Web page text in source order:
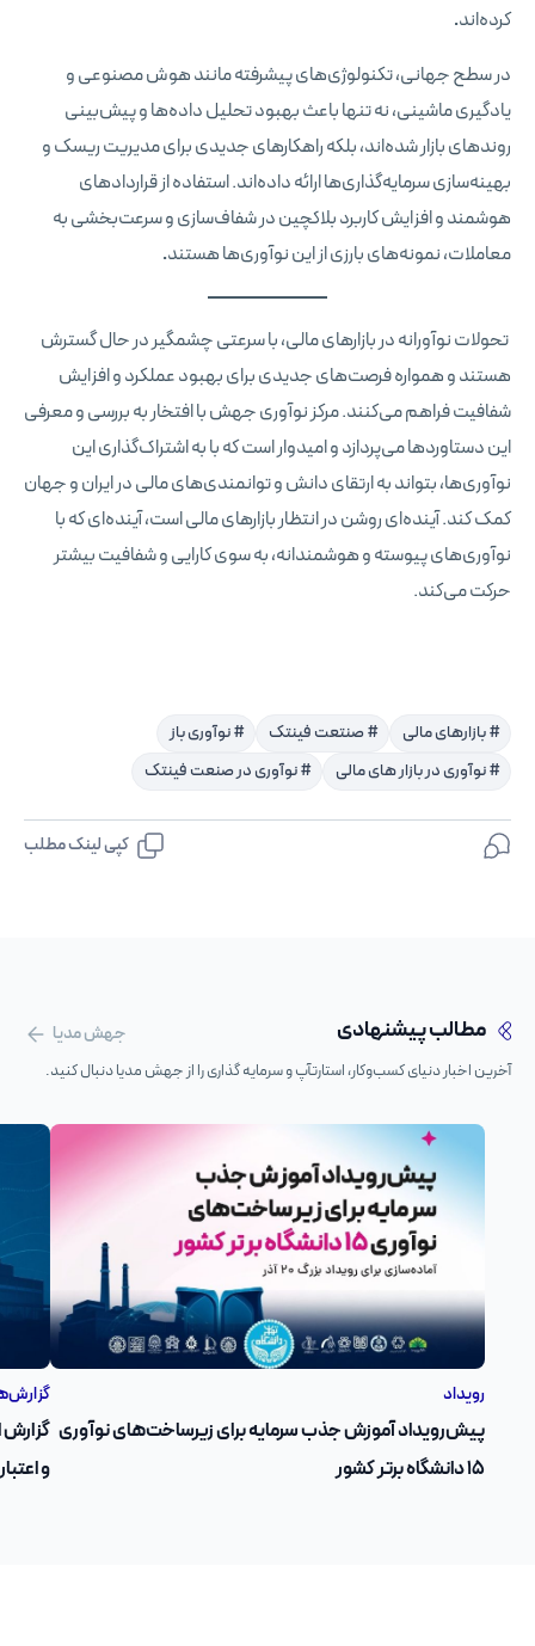
کرده‌اند.
در سطح جهانی، تکنولوژی‌های پیشرفته مانند هوش مصنوعی و
یادگیری ماشینی، نه تنها باعث بهبود تحلیل داده‌ها و پیش‌بینی
روندهای بازار شده‌اند، بلکه راهکارهای جدیدی برای مدیریت ریسک و
بهینه‌سازی سرمایه‌گذاری‌ها ارائه داده‌اند. استفاده از قراردادهای
هوشمند و افزایش کاربرد بلاکچین در شفاف‌سازی و سرعت‌بخشی به
معاملات، نمونه‌های بارزی از این نوآوری‌ها هستند.
تحولات نوآورانه در بازارهای مالی، با سرعتی چشمگیر در حال گسترش
هستند و همواره فرصت‌های جدیدی برای بهبود عملکرد و افزایش
شفافیت فراهم می‌کنند. مرکز نوآوری جهش با افتخار به بررسی و معرفی
این دستاوردها می‌پردازد و امیدوار است که با به اشتراک‌گذاری این
نوآوری‌ها، بتواند به ارتقای دانش و توانمندی‌های مالی در ایران و جهان
کمک کند. آینده‌ای روشن در انتظار بازارهای مالی است، آینده‌ای که با
نوآوری‌های پیوسته و هوشمندانه، به سوی کارایی و شفافیت بیشتر
حرکت می‌کند.
# بازارهای مالی # صنتعت فینتک
# نوآوری باز
# نوآوری در بازار های مالی
# نوآوری در صنعت فینتک
کپی لینک مطلب
مطالب پیشنهادی
آخرین اخبار دنیای کسب‌وکار، استارتآپ و سرمایه گذاری را از جهش مدیا دنبال کنید.
جهش مدیا
و اعتبار
رویداد
پیش‌رویداد آموزش جذب سرمایه برای زیرساخت‌های نوآوری
۱۵ دانشگاه برتر کشور